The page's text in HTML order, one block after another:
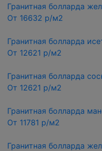
Гранитная болларда
От 16632 р/м2
Гранитная болларда
От 12621 р/м2
Гранитная болларда
От 12621 р/м2
Гранитная болларда
От 11781 р/м2
Гранитная болларда